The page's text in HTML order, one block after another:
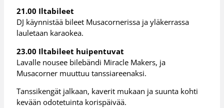
21.00 Iltabileet
DJ käynnistää bileet Musacornerissa ja yläkerrassa
lauletaan karaokea.
23.00 Iltabileet huipentuvat
Lavalle nousee bilebändi Miracle Makers, ja
Musacorner muuttuu tanssiareenaksi.
Tanssikengät jalkaan, kaverit mukaan ja suunta kohti
kevään odotetuinta korispäivää.